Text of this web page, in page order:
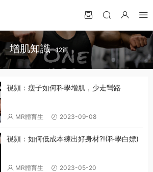
增肌知識 12篇
視頻：瘦子如何科學增肌，少走彎路
MR體育生 2023-09-08
視頻：如何低成本練出好身材?!(科學白嫖)
MR體育生 2023-05-20